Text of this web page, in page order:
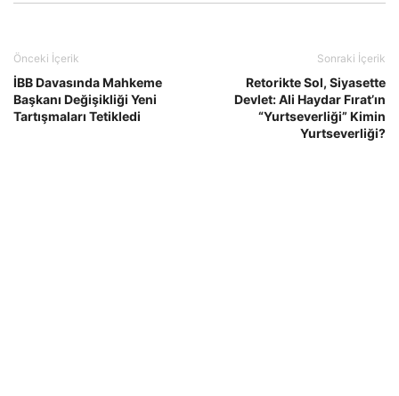
Önceki İçerik
İBB Davasında Mahkeme
Başkanı Değişikliği Yeni
Tartışmaları Tetikledi
Sonraki İçerik
Retorikte Sol, Siyasette
Devlet: Ali Haydar Fırat’ın
“Yurtseverliği” Kimin
Yurtseverliği?